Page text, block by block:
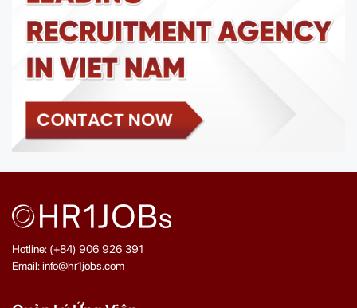
Hotline: (+84) 906 926 391
Email: info@hr1jobs.com